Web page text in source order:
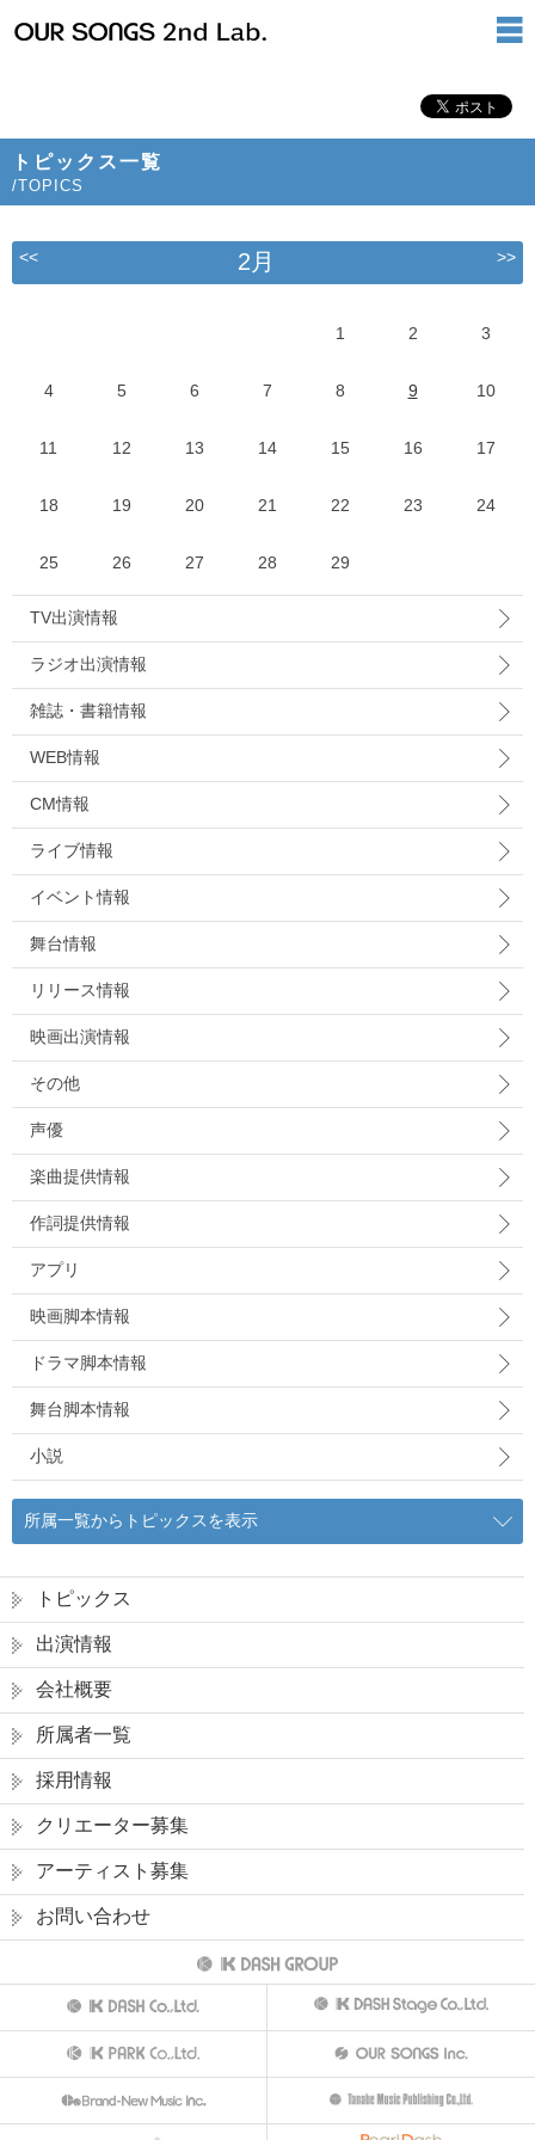
トピックス一覧
/TOPICS
<< 2月 >>
1 2 3
4 5 6 7 8 9 10
11 12 13 14 15 16 17
18 19 20 21 22 23 24
25 26 27 28 29
TV出演情報
ラジオ出演情報
雑誌・書籍情報
WEB情報
CM情報
ライブ情報
イベント情報
舞台情報
リリース情報
映画出演情報
その他
声優
楽曲提供情報
作詞提供情報
アプリ
映画脚本情報
ドラマ脚本情報
舞台脚本情報
小説
所属一覧からトピックスを表示
トピックス
出演情報
会社概要
所属者一覧
採用情報
クリエーター募集
アーティスト募集
お問い合わせ